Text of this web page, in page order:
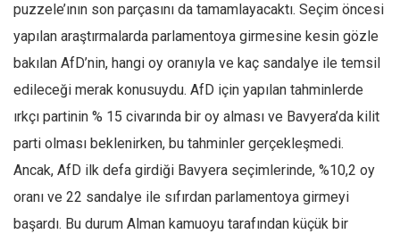
puzzele’ının son parçasını da tamamlayacaktı. Seçim öncesi
yapılan araştırmalarda parlamentoya girmesine kesin gözle
bakılan AfD’nin, hangi oy oranıyla ve kaç sandalye ile temsil
edileceği merak konusuydu. AfD için yapılan tahminlerde
ırkçı partinin % 15 civarında bir oy alması ve Bavyera’da kilit
parti olması beklenirken, bu tahminler gerçekleşmedi.
Ancak, AfD ilk defa girdiği Bavyera seçimlerinde, %10,2 oy
oranı ve 22 sandalye ile sıfırdan parlamentoya girmeyi
başardı. Bu durum Alman kamuoyu tarafından küçük bir